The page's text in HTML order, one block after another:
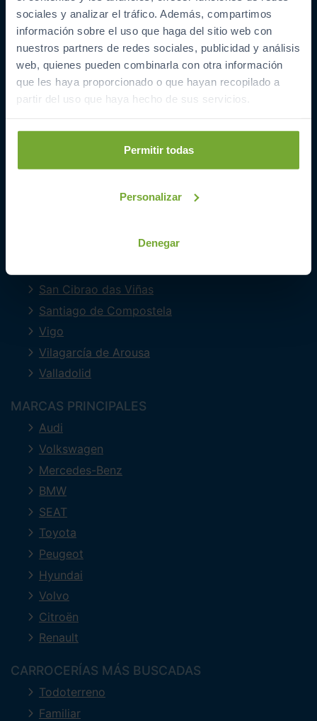
sociales y analizar el tráfico. Además, compartimos
información sobre el uso que haga del sitio web con
nuestros partners de redes sociales, publicidad y análisis
web, quienes pueden combinarla con otra información
que les haya proporcionado o que hayan recopilado a
partir del uso que haya hecho de sus servicios.
Permitir todas
Personalizar
Denegar
SIBUSCASBICI
COCHES POR LOCALIDAD
A Coruña
Barreiros
Ferrol
San Cibrao das Viñas
Santiago de Compostela
Vigo
Vilagarcía de Arousa
Valladolid
MARCAS PRINCIPALES
Audi
Volkswagen
Mercedes-Benz
BMW
SEAT
Toyota
Peugeot
Hyundai
Volvo
Citroën
Renault
CARROCERÍAS MÁS BUSCADAS
Todoterreno
Familiar